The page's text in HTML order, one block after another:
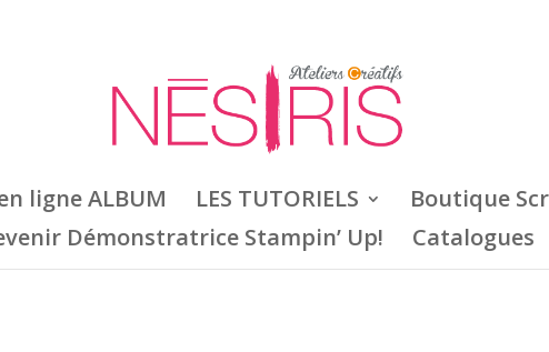
ligne ALBUM LES TUTORIELS
Boutique
Démonstratrice Stampin’ Up!
Catalogues